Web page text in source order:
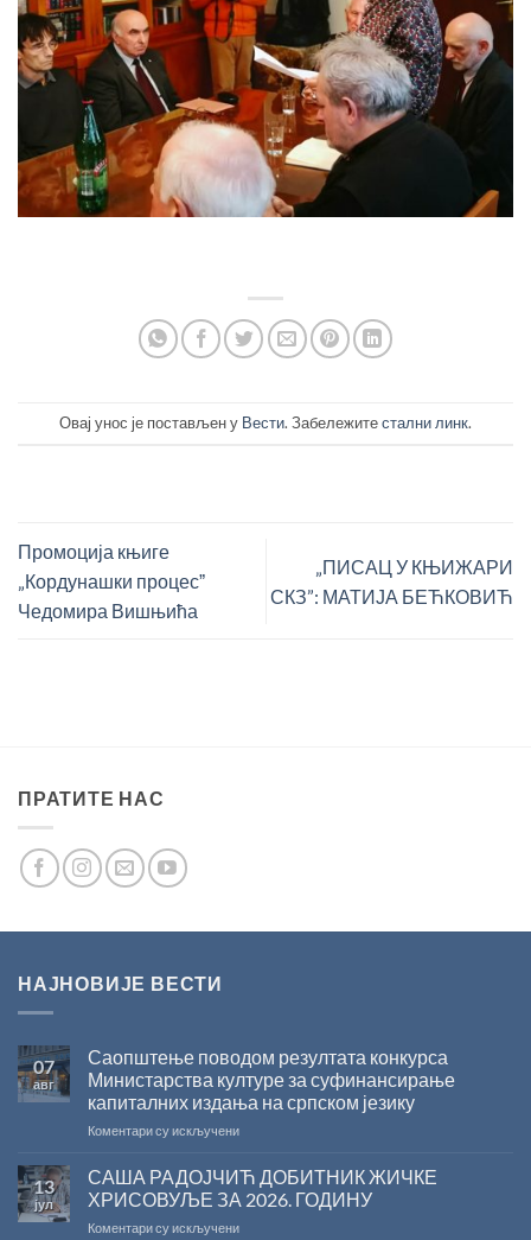
Овај унос је постављен у Вести. Забележитестални линк.
Промоција књиге
„Кордунашки процесˮ
Чедомира Вишњића
„ПИСАЦ У КЊИЖАРИ
СКЗ”: МАТИЈА БЕЋКОВИЋ
ПРАТИТЕ НАС
НАЈНОВИЈЕ ВЕСТИ
07
авг
Саопштење поводом резултата конкурса
Министарства културе за суфинансирање
капиталних издања на српском језику
Коментари су искљученина
поводом
резултата
конкурса
Министарства
13
јул
САША РАДОЈЧИЋ ДОБИТНИК ЖИЧКЕ
ХРИСОВУЉЕ ЗА 2026. ГОДИНУ
Коментари су искљученина